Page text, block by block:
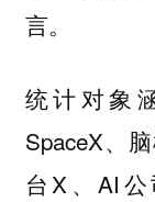
言。
统计对象
SpaceX、
台X、AI